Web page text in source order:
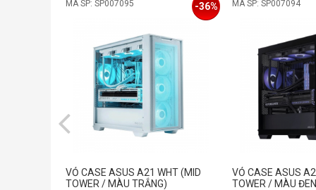
MÃ SP: SP007095
VỎ CASE ASUS A21 WHT (MID
TOWER / MÀU TRẮNG)
-36% MÃ SP: SP007094
VỎ CASE ASUS
TOWER / MÀU